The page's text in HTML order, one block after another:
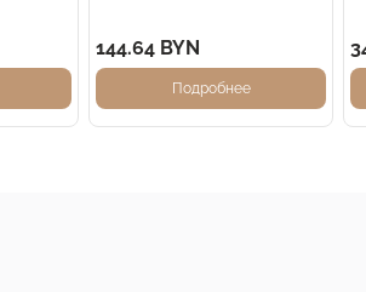
144.64 BYN
Подробнее